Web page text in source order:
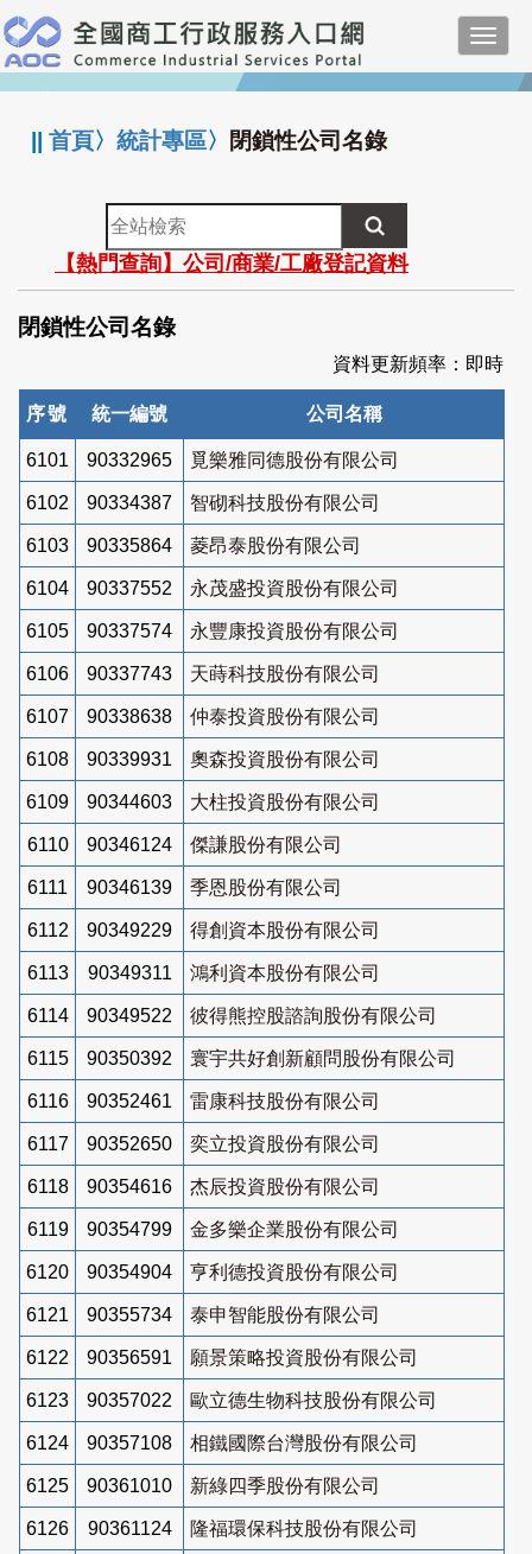
跳
到
主
要
:::
||首頁〉統計專區〉 閉鎖性公司名錄
全
站
檢
索
【熱門查詢】公司/商業/工廠登記資料
閉鎖性公司名錄
資料更新頻率：即時
序號 統一編號 公司名稱
6101 90332965 覓樂雅同德股份有限公司
6102 90334387 智砌科技股份有限公司
6103 90335864 菱昂泰股份有限公司
6104 90337552 永茂盛投資股份有限公司
6105 90337574 永豐康投資股份有限公司
6106 90337743 天蒔科技股份有限公司
6107 90338638 仲泰投資股份有限公司
6108 90339931 奧森投資股份有限公司
6109 90344603 大柱投資股份有限公司
6110 90346124 傑謙股份有限公司
6111 90346139 季恩股份有限公司
6112 90349229 得創資本股份有限公司
6113 90349311 鴻利資本股份有限公司
6114 90349522 彼得熊控股諮詢股份有限公司
6115 90350392 寰宇共好創新顧問股份有限公司
6116 90352461 雷康科技股份有限公司
6117 90352650 奕立投資股份有限公司
6118 90354616 杰辰投資股份有限公司
6119 90354799 金多樂企業股份有限公司
6120 90354904 亨利德投資股份有限公司
6121 90355734 泰申智能股份有限公司
6122 90356591 願景策略投資股份有限公司
6123 90357022 歐立德生物科技股份有限公司
6124 90357108 相鐵國際台灣股份有限公司
6125 90361010 新綠四季股份有限公司
6126 90361124 隆福環保科技股份有限公司